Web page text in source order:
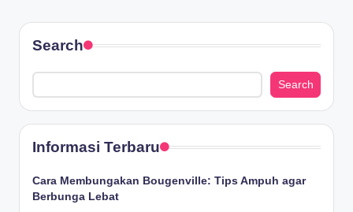
Search
Search
Informasi Terbaru
Cara Membungakan Bougenville: Tips Ampuh agar
Berbunga Lebat